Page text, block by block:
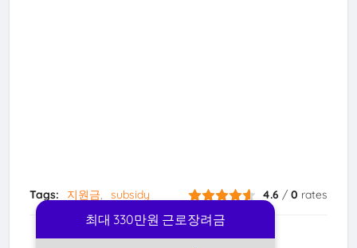
최대 330만원 근로장려금
Tags: 지원금 subsidy 4.6 /0 rates
복사